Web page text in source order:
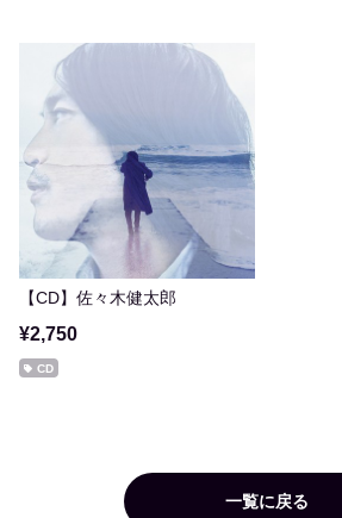
【CD】佐々木健太郎
¥2,750
CD
一覧に戻る